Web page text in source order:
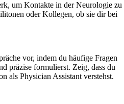
um Kontakte in der Neurologie zu
oder Kollegen, ob sie dir bei
vor, indem du häufige Fragen
präzise formulierst. Zeig, dass du
als Physician Assistant verstehst.